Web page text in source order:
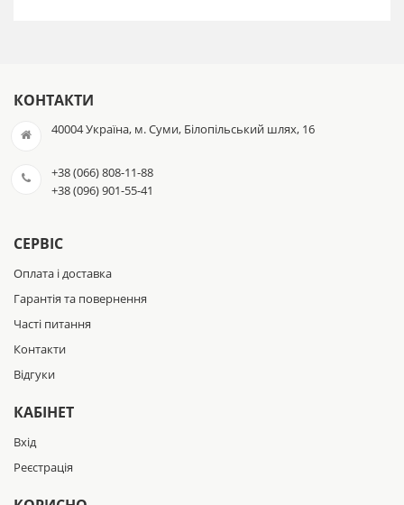
КОНТАКТИ
40004 Україна, м. Суми, Білопільський шлях, 16
+38 (066) 808-11-88
+38 (096) 901-55-41
СЕРВІС
Оплата і доставка
Гарантія та повернення
Часті питання
Контакти
Відгуки
КАБІНЕТ
Вхід
Реєстрація